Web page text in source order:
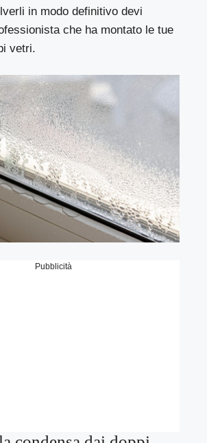
in modo definitivo devi
che ha montato le tue
vetri.
Pubblicità